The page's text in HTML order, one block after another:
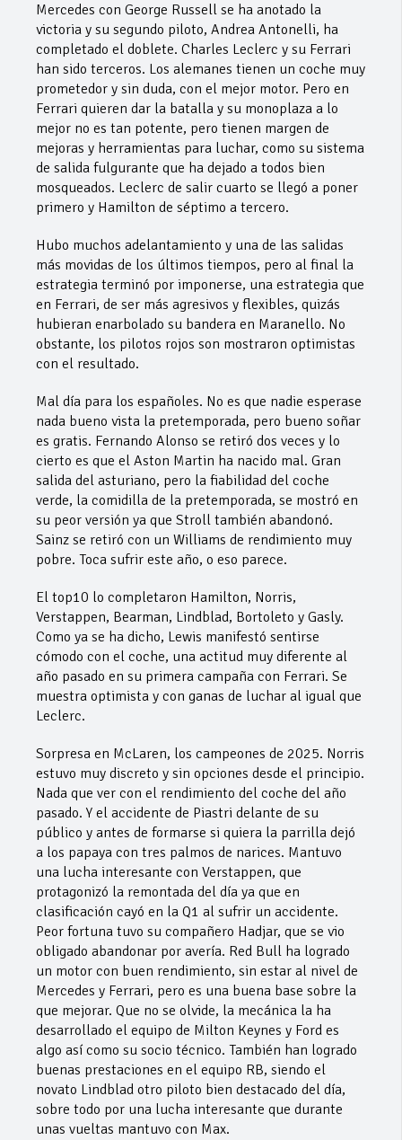
Mercedes con George Russell se ha anotado la
victoria y su segundo piloto, Andrea Antonelli, ha
completado el doblete. Charles Leclerc y su Ferrari
han sido terceros. Los alemanes tienen un coche muy
prometedor y sin duda, con el mejor motor. Pero en
Ferrari quieren dar la batalla y su monoplaza a lo
mejor no es tan potente, pero tienen margen de
mejoras y herramientas para luchar, como su sistema
de salida fulgurante que ha dejado a todos bien
mosqueados. Leclerc de salir cuarto se llegó a poner
primero y Hamilton de séptimo a tercero.
Hubo muchos adelantamiento y una de las salidas
más movidas de los últimos tiempos, pero al final la
estrategia terminó por imponerse, una estrategia que
en Ferrari, de ser más agresivos y flexibles, quizás
hubieran enarbolado su bandera en Maranello. No
obstante, los pilotos rojos son mostraron optimistas
con el resultado.
Mal día para los españoles. No es que nadie esperase
nada bueno vista la pretemporada, pero bueno soñar
es gratis. Fernando Alonso se retiró dos veces y lo
cierto es que el Aston Martin ha nacido mal. Gran
salida del asturiano, pero la fiabilidad del coche
verde, la comidilla de la pretemporada, se mostró en
su peor versión ya que Stroll también abandonó.
Sainz se retiró con un Williams de rendimiento muy
pobre. Toca sufrir este año, o eso parece.
El top10 lo completaron Hamilton, Norris,
Verstappen, Bearman, Lindblad, Bortoleto y Gasly.
Como ya se ha dicho, Lewis manifestó sentirse
cómodo con el coche, una actitud muy diferente al
año pasado en su primera campaña con Ferrari. Se
muestra optimista y con ganas de luchar al igual que
Leclerc.
Sorpresa en McLaren, los campeones de 2025. Norris
estuvo muy discreto y sin opciones desde el principio.
Nada que ver con el rendimiento del coche del año
pasado. Y el accidente de Piastri delante de su
público y antes de formarse si quiera la parrilla dejó
a los papaya con tres palmos de narices. Mantuvo
una lucha interesante con Verstappen, que
protagonizó la remontada del día ya que en
clasificación cayó en la Q1 al sufrir un accidente.
Peor fortuna tuvo su compañero Hadjar, que se vio
obligado abandonar por avería. Red Bull ha logrado
un motor con buen rendimiento, sin estar al nivel de
Mercedes y Ferrari, pero es una buena base sobre la
que mejorar. Que no se olvide, la mecánica la ha
desarrollado el equipo de Milton Keynes y Ford es
algo así como su socio técnico. También han logrado
buenas prestaciones en el equipo RB, siendo el
novato Lindblad otro piloto bien destacado del día,
sobre todo por una lucha interesante que durante
unas vueltas mantuvo con Max.